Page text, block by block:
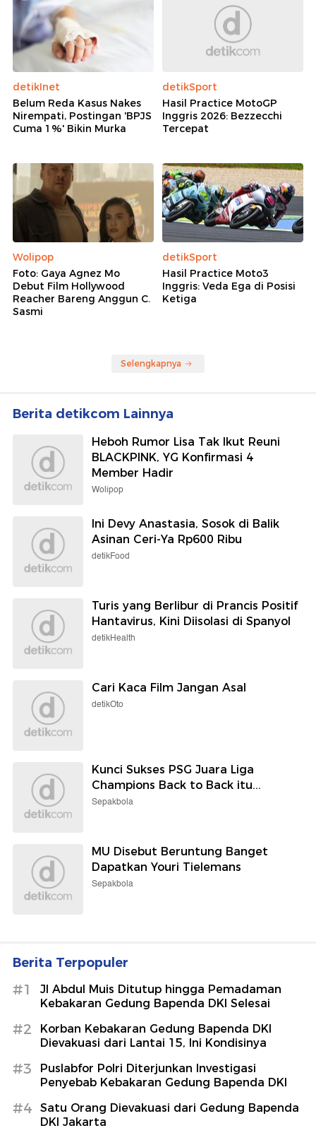
detikInet
Belum Reda Kasus Nakes
Nirempati, Postingan 'BPJS
Cuma 1%' Bikin Murka
detikSport
Hasil Practice MotoGP
Inggris 2026: Bezzecchi
Tercepat
Wolipop
Foto: Gaya Agnez Mo
Debut Film Hollywood
Reacher Bareng Anggun C.
Sasmi
detikSport
Hasil Practice Moto3
Inggris: Veda Ega di Posisi
Ketiga
Selengkapnya
Berita detikcom Lainnya
Heboh Rumor Lisa Tak Ikut Reuni
BLACKPINK, YG Konfirmasi 4
Member Hadir
Wolipop
Ini Devy Anastasia, Sosok di Balik
Asinan Ceri-Ya Rp600 Ribu
detikFood
Turis yang Berlibur di Prancis Positif
Hantavirus, Kini Diisolasi di Spanyol
detikHealth
Cari Kaca Film Jangan Asal
detikOto
Kunci Sukses PSG Juara Liga
Champions Back to Back itu...
Sepakbola
MU Disebut Beruntung Banget
Dapatkan Youri Tielemans
Sepakbola
Berita Terpopuler
#1
Jl Abdul Muis Ditutup hingga Pemadaman
Kebakaran Gedung Bapenda DKI Selesai
#2
Korban Kebakaran Gedung Bapenda DKI
Dievakuasi dari Lantai 15, Ini Kondisinya
#3
Puslabfor Polri Diterjunkan Investigasi
Penyebab Kebakaran Gedung Bapenda DKI
#4
Satu Orang Dievakuasi dari Gedung Bapenda
DKI Jakarta